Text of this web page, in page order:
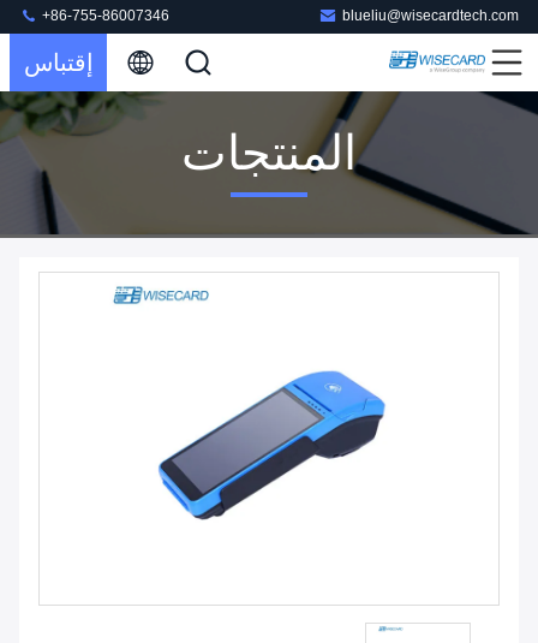
blueliu@wisecardtech.com
+86-755-86007346
إقتباس
المنتجات